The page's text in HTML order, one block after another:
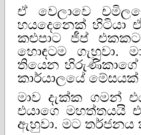
ඒ වෙලාවෙ
හයදෙනෙක්‌ හිටියා
කළුපාට ජීප්
හොඳටම ගැහුවා.
තියෙන හිරුණිකාගේ
කාර්යාලයේ
මාව දැක්‌ක ගමන්
එයාගෙ මහත්තයයි
ඇහුවා. මට තර්ජනය